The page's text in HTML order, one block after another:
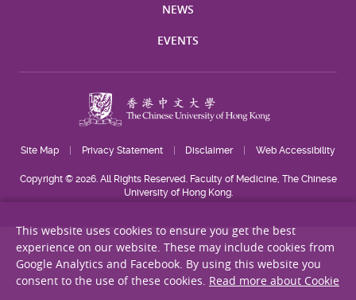
NEWS
EVENTS
Site Map Privacy Statement Disclaimer Web Accessibility
Copyright © 2026. All Rights Reserved. Faculty of Medicine, The Chinese
University of Hong Kong.
This website uses cookies to ensure you get the best
experience on our website. These may include cookies from
Google Analytics and Facebook. By using this website you
consent to the use of these cookies. Read more about Cookie